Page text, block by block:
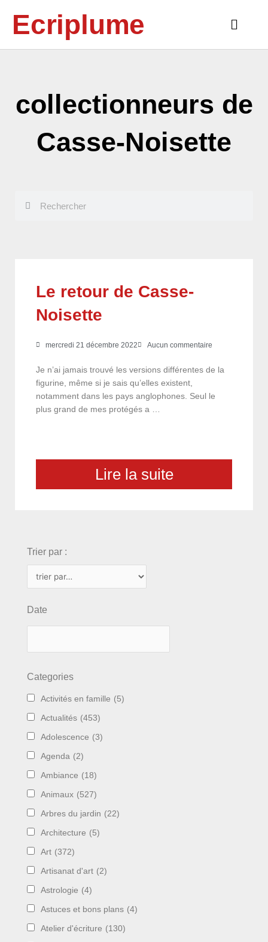
contenuEcriplume
Main
collectionneurs de
Casse-Noisette
Le retour de Casse-
Noisette
mercredi 21 décembre 2022 Aucun commentaire
Je n’ai jamais trouvé les versions différentes de la
figurine, même si je sais qu’elles existent,
notamment dans les pays anglophones. Seul le
plus grand de mes protégés a …
Lire la suite
Trier par :
Date
Categories
Activités en famille (5)
Actualités (453)
Adolescence (3)
Agenda (2)
Ambiance (18)
Animaux (527)
Arbres du jardin (22)
Architecture (5)
Art (372)
Artisanat d'art (2)
Astrologie (4)
Astuces et bons plans (4)
Atelier d'écriture (130)